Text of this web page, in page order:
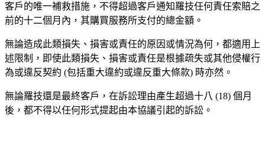
客戶的唯一補救措施，不得超過客戶通知羅技任何責任索賠之
前的十二個月內，其購買服務所支付的總金額。
無論造成此類損失、損害或責任的原因或情況為何，都適用上
述限制，即使此類損失、損害或責任是根據疏失或其他侵權行
為或違反契約 (包括重大違約或違反重大條款) 時亦然。
無論羅技還是最終客戶，在訴訟理由產生超過十八 (18) 個月
後，都不得以任何形式提起由本協議引起的訴訟。